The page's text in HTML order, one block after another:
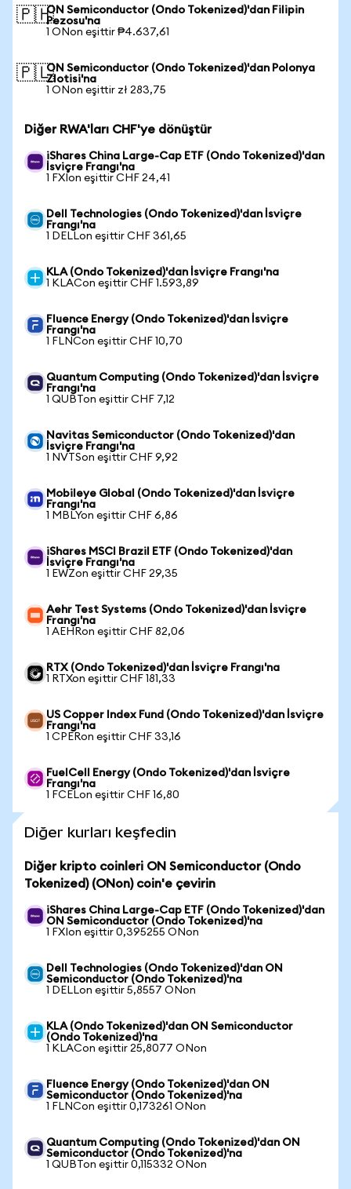
🇵🇭ON Semiconductor (Ondo Tokenized)'dan Filipin
Pezosu'na
1 ONon eşittir ₱4.637,61
🇵🇱ON Semiconductor (Ondo Tokenized)'dan Polonya
Zlotisi'na
1 ONon eşittir zł 283,75
Diğer RWA'ları CHF'ye dönüştür
iShares China Large-Cap ETF (Ondo Tokenized)'dan
İsviçre Frangı'na
1 FXIon eşittir CHF 24,41
Dell Technologies (Ondo Tokenized)'dan İsviçre
Frangı'na
1 DELLon eşittir CHF 361,65
KLA (Ondo Tokenized)'dan İsviçre Frangı'na
1 KLACon eşittir CHF 1.593,89
Fluence Energy (Ondo Tokenized)'dan İsviçre
Frangı'na
1 FLNCon eşittir CHF 10,70
Quantum Computing (Ondo Tokenized)'dan İsviçre
Frangı'na
1 QUBTon eşittir CHF 7,12
Navitas Semiconductor (Ondo Tokenized)'dan
İsviçre Frangı'na
1 NVTSon eşittir CHF 9,92
Mobileye Global (Ondo Tokenized)'dan İsviçre
Frangı'na
1 MBLYon eşittir CHF 6,86
iShares MSCI Brazil ETF (Ondo Tokenized)'dan
İsviçre Frangı'na
1 EWZon eşittir CHF 29,35
Aehr Test Systems (Ondo Tokenized)'dan İsviçre
Frangı'na
1 AEHRon eşittir CHF 82,06
RTX (Ondo Tokenized)'dan İsviçre Frangı'na
1 RTXon eşittir CHF 181,33
US Copper Index Fund (Ondo Tokenized)'dan İsviçre
Frangı'na
1 CPERon eşittir CHF 33,16
FuelCell Energy (Ondo Tokenized)'dan İsviçre
Frangı'na
1 FCELon eşittir CHF 16,80
Diğer kurları keşfedin
Diğer kripto coinleri ON Semiconductor (Ondo
Tokenized) (ONon) coin'e çevirin
iShares China Large-Cap ETF (Ondo Tokenized)'dan
ON Semiconductor (Ondo Tokenized)'na
1 FXIon eşittir 0,395255 ONon
Dell Technologies (Ondo Tokenized)'dan ON
Semiconductor (Ondo Tokenized)'na
1 DELLon eşittir 5,8557 ONon
KLA (Ondo Tokenized)'dan ON Semiconductor
(Ondo Tokenized)'na
1 KLACon eşittir 25,8077 ONon
Fluence Energy (Ondo Tokenized)'dan ON
Semiconductor (Ondo Tokenized)'na
1 FLNCon eşittir 0,173261 ONon
Quantum Computing (Ondo Tokenized)'dan ON
Semiconductor (Ondo Tokenized)'na
1 QUBTon eşittir 0,115332 ONon